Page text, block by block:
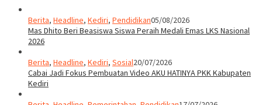
Berita, Headline, Kediri, Pendidikan05/08/2026
Mas Dhito Beri Beasiswa Siswa Peraih Medali Emas LKS Nasional
2026
Berita, Headline, Kediri, Sosial20/07/2026
Cabai Jadi Fokus Pembuatan Video AKU HATINYA PKK Kabupaten
Kediri